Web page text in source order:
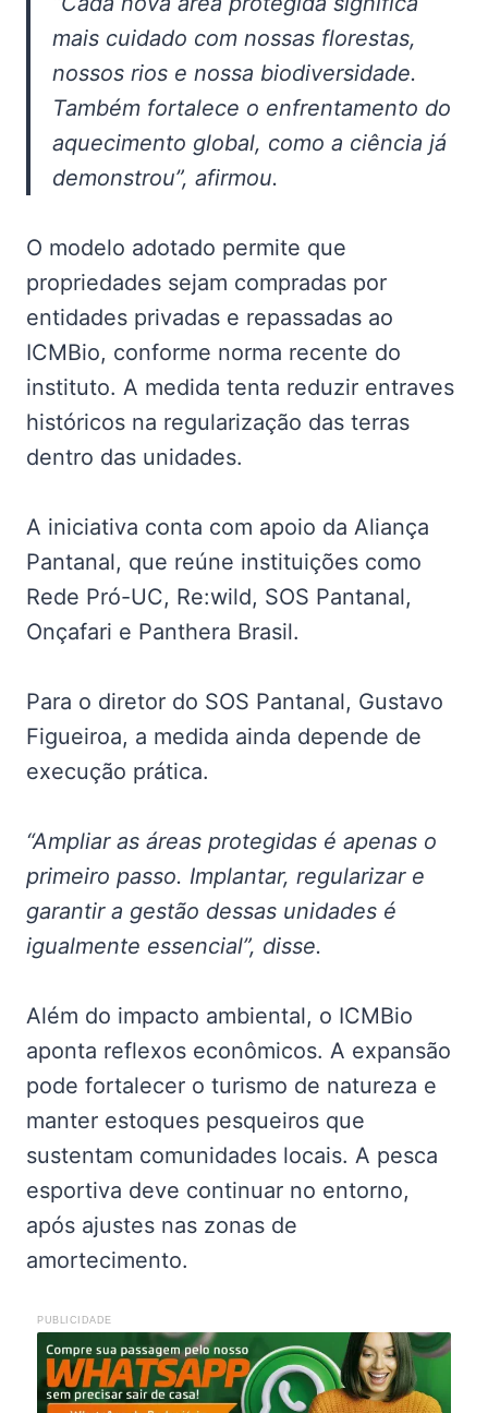
mais cuidado com nossas florestas,
nossos rios e nossa biodiversidade.
Também fortalece o enfrentamento do
aquecimento global, como a ciência já
demonstrou”, afirmou.
O modelo adotado permite que
propriedades sejam compradas por
entidades privadas e repassadas ao
ICMBio, conforme norma recente do
instituto. A medida tenta reduzir entraves
históricos na regularização das terras
dentro das unidades.
A iniciativa conta com apoio da Aliança
Pantanal, que reúne instituições como
Rede Pró-UC, Re:wild, SOS Pantanal,
Onçafari e Panthera Brasil.
Para o diretor do SOS Pantanal, Gustavo
Figueiroa, a medida ainda depende de
execução prática.
“Ampliar as áreas protegidas é apenas o
primeiro passo. Implantar, regularizar e
garantir a gestão dessas unidades é
igualmente essencial”, disse.
Além do impacto ambiental, o ICMBio
aponta reflexos econômicos. A expansão
pode fortalecer o turismo de natureza e
manter estoques pesqueiros que
sustentam comunidades locais. A pesca
esportiva deve continuar no entorno,
após ajustes nas zonas de
amortecimento.
PUBLICIDADE